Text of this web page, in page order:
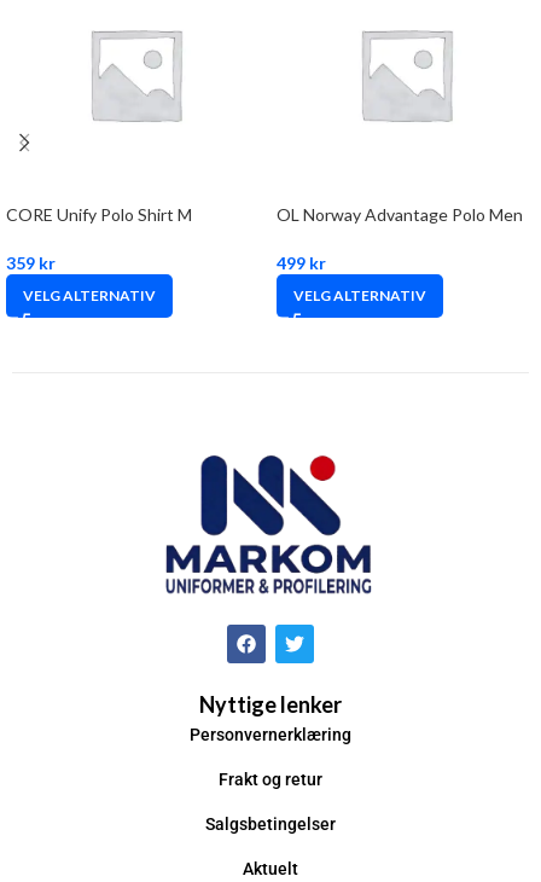
CORE Unify Polo Shirt M
359 kr
VELG ALTERNATIV
OL Norway Advantage Polo Men
499 kr
VELG ALTERNATIV
Nyttige lenker
Personvernerklæring
Frakt og retur
Salgsbetingelser
Aktuelt